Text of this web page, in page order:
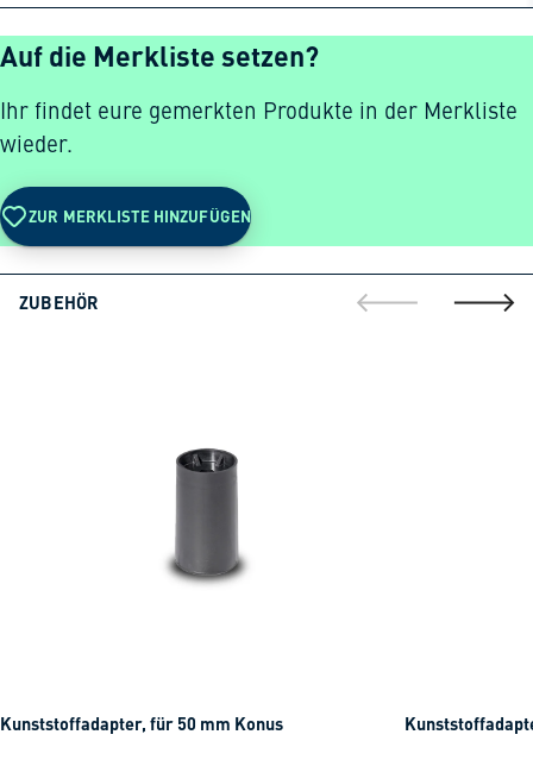
Auf die Merkliste setzen?
Ihr findet eure gemerkten Produkte in der Merkliste
wieder.
ZUR MERKLISTE HINZUFÜGEN
ZUBEHÖR
gehe zur gehe
Kunststoffadapter, für 50 mm Konus